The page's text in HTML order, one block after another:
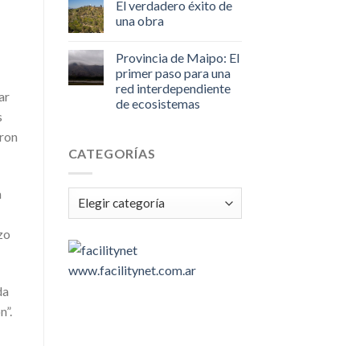
El verdadero éxito de
una obra
Provincia de Maipo: El
primer paso para una
red interdependiente
de ecosistemas
CATEGORÍAS
Categorías
www.facilitynet.com.ar